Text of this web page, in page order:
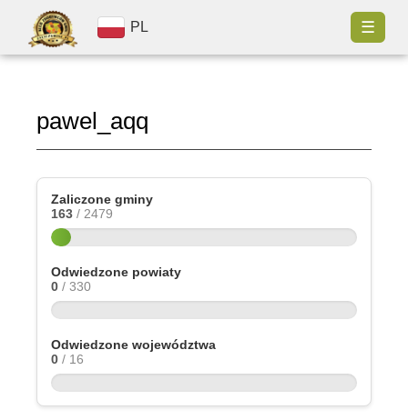
PL ☰
pawel_aqq
Zaliczone gminy
163 / 2479
Odwiedzone powiaty
0 / 330
Odwiedzone województwa
0 / 16